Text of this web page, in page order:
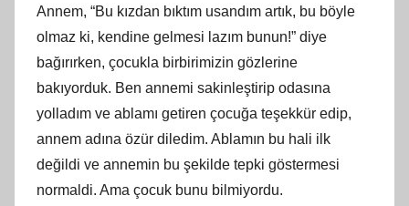
Annem, “Bu kızdan bıktım usandım artık, bu böyle
olmaz ki, kendine gelmesi lazım bunun!” diye
bağırırken, çocukla birbirimizin gözlerine
bakıyorduk. Ben annemi sakinleştirip odasına
yolladım ve ablamı getiren çocuğa teşekkür edip,
annem adına özür diledim. Ablamın bu hali ilk
değildi ve annemin bu şekilde tepki göstermesi
normaldi. Ama çocuk bunu bilmiyordu.